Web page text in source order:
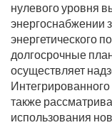
нулевого уровня
энергоснабжении
энергетического
долгосрочные
осуществляет
также
использования